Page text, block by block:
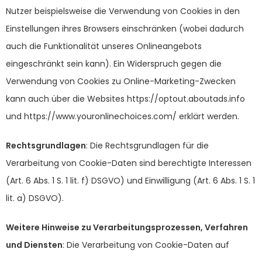
Nutzer beispielsweise die Verwendung von Cookies in den
Einstellungen ihres Browsers einschränken (wobei dadurch
auch die Funktionalität unseres Onlineangebots
eingeschränkt sein kann). Ein Widerspruch gegen die
Verwendung von Cookies zu Online-Marketing-Zwecken
kann auch über die Websites https://optout.aboutads.info
und https://www.youronlinechoices.com/ erklärt werden.
Rechtsgrundlagen: Die Rechtsgrundlagen für die
Verarbeitung von Cookie-Daten sind berechtigte Interessen
(Art. 6 Abs. 1 S. 1 lit. f) DSGVO) und Einwilligung (Art. 6 Abs. 1 S. 1
lit. a) DSGVO).
Weitere Hinweise zu Verarbeitungsprozessen, Verfahren
und Diensten: Die Verarbeitung von Cookie-Daten auf